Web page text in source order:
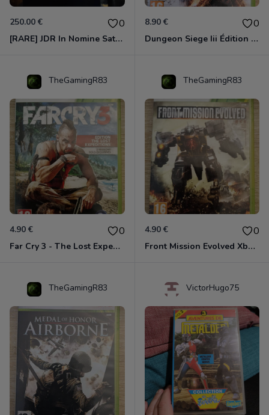
250.00 € 0
[RARE] JDR In Nomine Satanis / Magna Veritas – 1ère Édition BOÎTE (DOS BLANC, 1989) - CROC / Siroz
8.90 € 0
Dungeon Siege Iii Édition Limitée - Vf Intégrale Xbox 360
TheGamingR83
4.90 € 0
Far Cry 3 - The Lost Expeditions - Edition Spéciale Xbox 360
TheGamingR83
4.90 € 0
Front Mission Evolved Xbox 360
TheGamingR83 VictorHugo75